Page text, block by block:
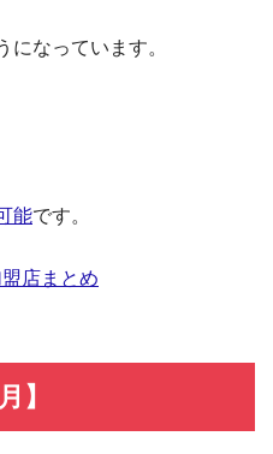
になっています。
能です。
店まとめ
】